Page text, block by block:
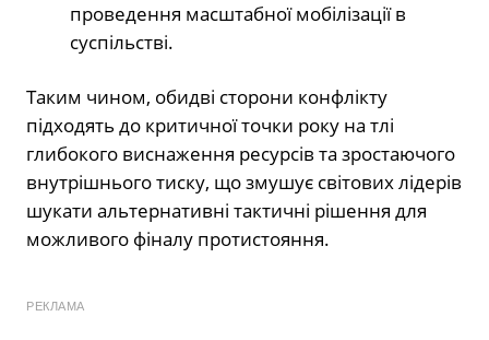
проведення масштабної мобілізації в
суспільстві.
Таким чином, обидві сторони конфлікту
підходять до критичної точки року на тлі
глибокого виснаження ресурсів та зростаючого
внутрішнього тиску, що змушує світових лідерів
шукати альтернативні тактичні рішення для
можливого фіналу протистояння.
РЕКЛАМА